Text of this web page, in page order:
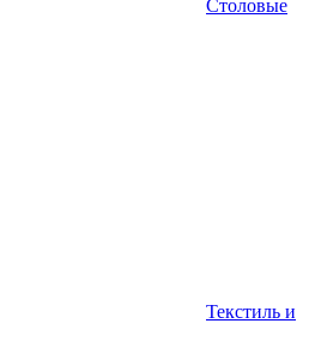
Столовые
Текстиль и